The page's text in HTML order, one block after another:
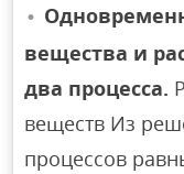
вещества и
два процесса.
веществ Из
процессов